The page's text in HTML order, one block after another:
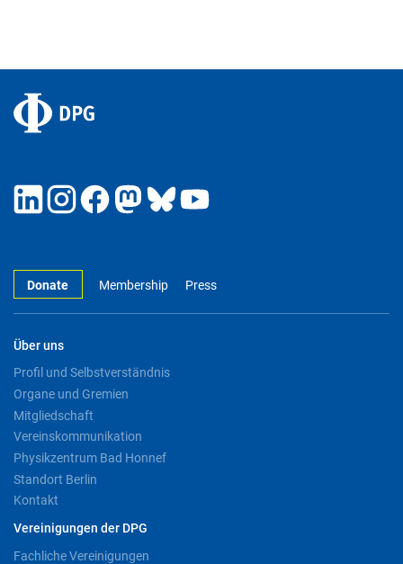
Donate Membership Press
Über uns
Profil und Selbstverständnis
Organe und Gremien
Mitgliedschaft
Vereinskommunikation
Physikzentrum Bad Honnef
Standort Berlin
Kontakt
Vereinigungen der DPG
Fachliche Vereinigungen